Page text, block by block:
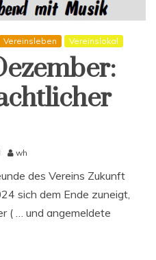
Vereinsleben Vereinslokal
wh
des Vereins Zukunft
sich dem Ende zuneigt,
( … und angemeldete